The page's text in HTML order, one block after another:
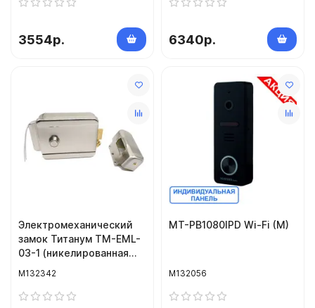
3554р. 6340р.
Электромеханический
замок Титанум TM-EML-
03-1 (никелированная
M132342
MT-PB1080IPD Wi-Fi (M)
M132056